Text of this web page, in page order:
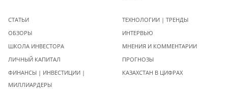
СТАТЬИ
ОБЗОРЫ
ШКОЛА ИНВЕСТОРА
ЛИЧНЫЙ КАПИТАЛ
ФИНАНСЫ | ИНВЕСТИЦИИ |
МИЛЛИАРДЕРЫ
ТЕХНОЛОГИИ | ТРЕНДЫ
ИНТЕРВЬЮ
МНЕНИЯ И КОММЕНТАРИИ
ПРОГНОЗЫ
КАЗАХСТАН В ЦИФРАХ